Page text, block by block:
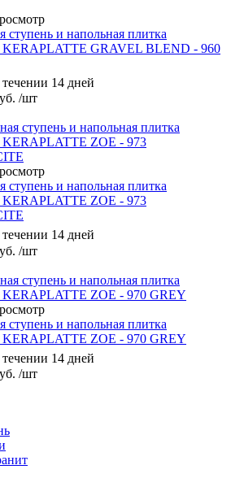
ступень и напольная плитка
KERAPLATTE GRAVEL BLEND - 960
14 дней
/шт
ступень и напольная плитка
KERAPLATTE ZOE - 973
14 дней
/шт
ступень и напольная плитка
KERAPLATTE ZOE - 970 GREY
14 дней
/шт